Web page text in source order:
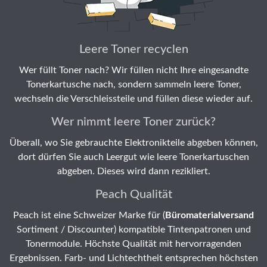
Leere Toner recyclen
Wer füllt Toner nach? Wir füllen nicht Ihre eingesandte
Tonerkartusche nach, sondern sammeln leere Toner,
wechseln die Verschleissteile und füllen diese wieder auf.
Wer nimmt leere Toner zurück?
Überall, wo Sie gebrauchte Elektronikteile abgeben können,
dort dürfen Sie auch Leergut wie leere Tonerkartuschen
abgeben. Dieses wird dann rezikliert.
Peach Qualität
Peach ist eine Schweizer Marke für (Büromaterialversand
Sortiment / Discounter) kompatible Tintenpatronen und
Tonermodule. Höchste Qualität mit hervorragenden
Ergebnissen. Farb- und Lichtechtheit entsprechen höchsten